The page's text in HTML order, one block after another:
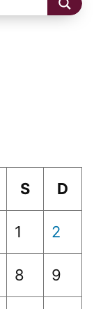
S D
1 2
8 9